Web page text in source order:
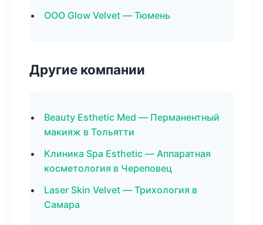
ООО Glow Velvet — Тюмень
Другие компании
Beauty Esthetic Med — Перманентный
макияж в Тольятти
Клиника Spa Esthetic — Аппаратная
косметология в Череповец
Laser Skin Velvet — Трихология в
Самара